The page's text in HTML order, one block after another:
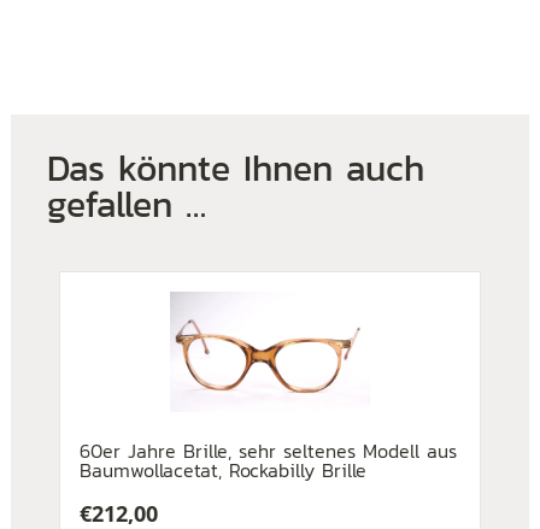
Das könnte Ihnen auch
gefallen …
60er Jahre Brille, sehr seltenes Modell aus
Baumwollacetat, Rockabilly Brille
€212,00